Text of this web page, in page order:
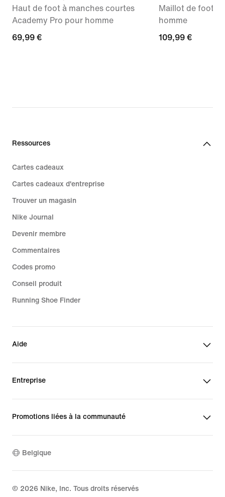
Haut de foot à manches courtes
Academy Pro pour homme
69,99 €
69,99 €
Maillot de foot
homme
109,99 €
109,99 €
Ressources
Cartes cadeaux
Cartes cadeaux d'entreprise
Trouver un magasin
Nike Journal
Devenir membre
Commentaires
Codes promo
Conseil produit
Running Shoe Finder
Aide
Entreprise
Promotions liées à la communauté
Belgique
© 2026 Nike, Inc. Tous droits réservés